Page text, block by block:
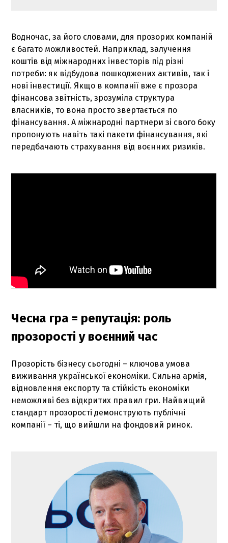
Водночас, за його словами, для прозорих компаній
є багато можливостей. Наприклад, залучення
коштів від міжнародних інвесторів під різні
потреби: як відбудова пошкоджених активів, так і
нові інвестиції. Якщо в компанії вже є прозора
фінансова звітність, зрозуміла структура
власників, то вона просто звертається по
фінансування. А міжнародні партнери зі свого боку
пропонують навіть такі пакети фінансування, які
передбачають страхування від воєнних ризиків.
Чесна гра = репутація: роль
прозорості у воєнний час
Прозорість бізнесу сьогодні – ключова умова
виживання української економіки. Сильна армія,
відновлення експорту та стійкість економіки
неможливі без відкритих правил гри. Найвищий
стандарт прозорості демонструють публічні
компанії – ті, що вийшли на фондовий ринок.